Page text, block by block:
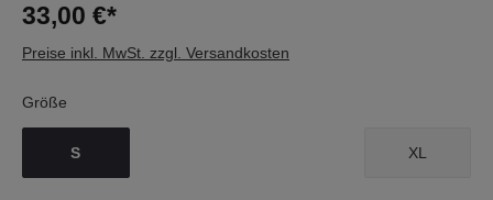
33,00 €*
Preise inkl. MwSt. zzgl. Versandkosten
Größe
S XL